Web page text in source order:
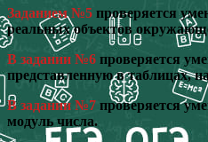
Заданием №5 проверяется
реальных объектов
В задании №6 проверяется
представленную в таблицах,
В задании №7 проверяется
модуль числа.